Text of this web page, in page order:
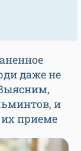
даже не
и
приеме